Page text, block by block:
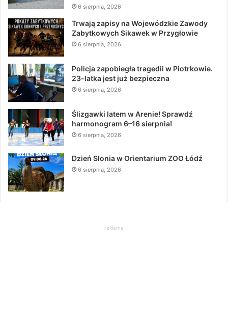
6 sierpnia, 2026
Trwają zapisy na Wojewódzkie Zawody
Zabytkowych Sikawek w Przygłowie
6 sierpnia, 2026
Policja zapobiegła tragedii w Piotrkowie.
23-latka jest już bezpieczna
6 sierpnia, 2026
Ślizgawki latem w Arenie! Sprawdź
harmonogram 6–16 sierpnia!
6 sierpnia, 2026
Dzień Słonia w Orientarium ZOO Łódź
6 sierpnia, 2026
reklama